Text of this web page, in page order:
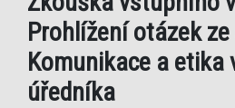
Prohlížení otázek
Komunikace a etika
úředníka